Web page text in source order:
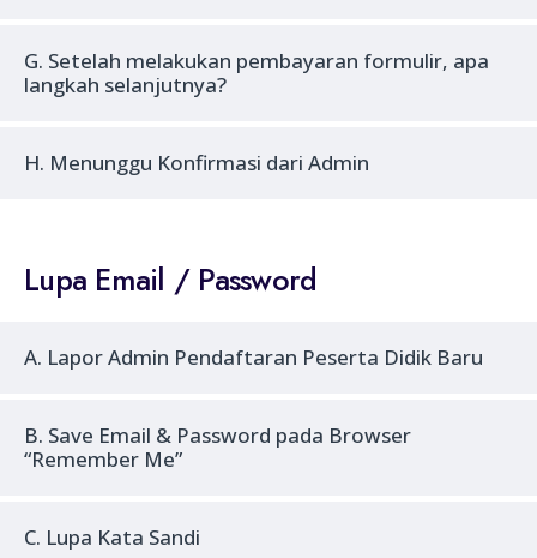
G. Setelah melakukan pembayaran formulir, apa
langkah selanjutnya?
H. Menunggu Konfirmasi dari Admin
Lupa Email / Password
A. Lapor Admin Pendaftaran Peserta Didik Baru
B. Save Email & Password pada Browser
“Remember Me”
C. Lupa Kata Sandi